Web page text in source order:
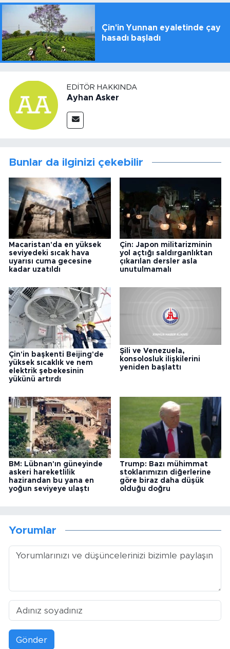
Çin'in Yunnan eyaletinde çay
hasadı başladı
EDITÖR HAKKINDA
Ayhan Asker
Bunlar da ilginizi çekebilir
Macaristan'da en yüksek
seviyedeki sıcak hava
uyarısı cuma gecesine
kadar uzatıldı
Çin: Japon militarizminin
yol açtığı saldırganlıktan
çıkarılan dersler asla
unutulmamalı
Çin'in başkenti Beijing'de
yüksek sıcaklık ve nem
elektrik şebekesinin
yükünü artırdı
Şili ve Venezuela,
konsolosluk ilişkilerini
yeniden başlattı
BM: Lübnan'ın güneyinde
askeri hareketlilik
hazirandan bu yana en
yoğun seviyeye ulaştı
Trump: Bazı mühimmat
stoklarımızın diğerlerine
göre biraz daha düşük
olduğu doğru
Yorumlar
Gönder